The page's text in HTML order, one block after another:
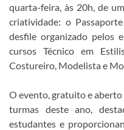
quarta-feira, às 20h, de
criatividade: o
desfile organizado pelos
cursos Técnico em
Costureiro, Modelista e
O evento, gratuito e aberto
turmas deste ano,
estudantes e